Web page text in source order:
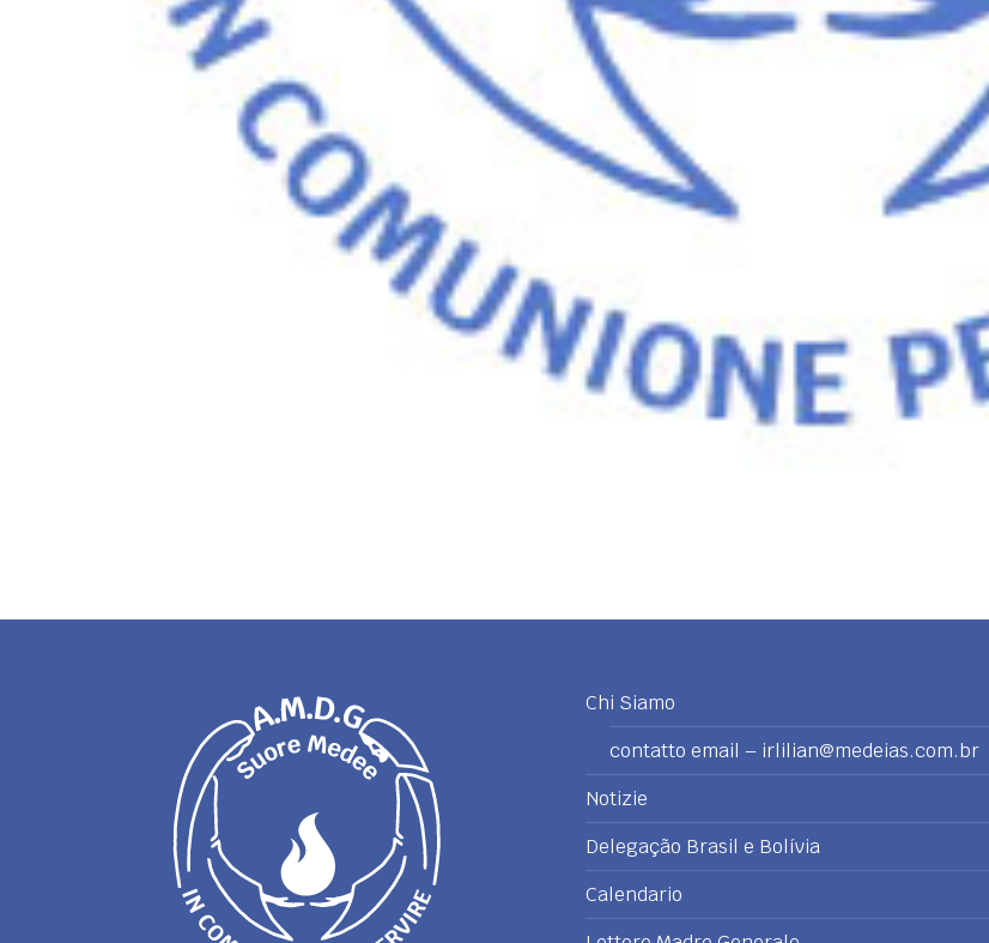
Vitória
Postulato
Chi Siamo
contatto email – irlilian@medeias.com.br
Notizie
Delegação Brasil e Bolívia
Calendario